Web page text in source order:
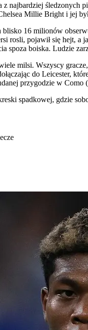
najbardziej śledzonych
Millie Bright i jej
16 milionów
rosli, pojawił się hejt, a
spoza boiska. Ludzie
milsi. Wszyscy
do Leicester,
przygodzie w
spadkowej, gdzie